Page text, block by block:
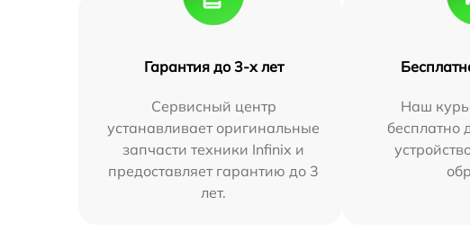
Гарантия до 3-х лет
Сервисный центр
устанавливает оригинальные
запчасти техники Infinix и
предоставляет гарантию до 3
лет.
Наш
бесплатно